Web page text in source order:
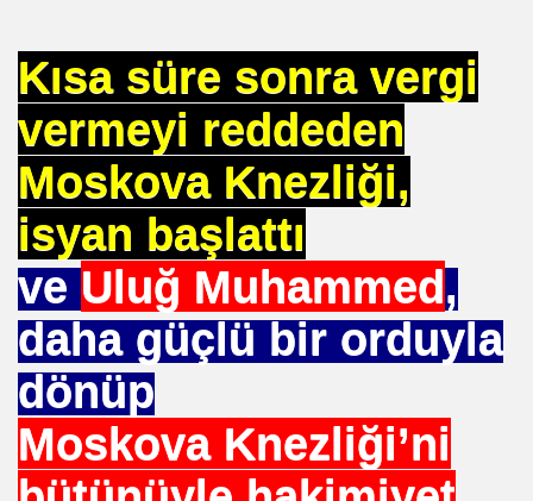
Kısa süre sonra vergi
vermeyi reddeden
Moskova Knezliği,
isyan başlattı
ve Uluğ Muhammed,
daha güçlü bir orduyla
dönüp
Moskova Knezliği’ni
ILERI GÖRÜŞLÜ GÜNEŞ ENERJI GÖNÜLLÜSÜ
YOKTUR
YÜKSEK MIMAR
MESALARININ SIRRI ?